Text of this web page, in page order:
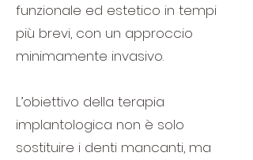
funzionale ed estetico in tempi
più brevi, con un approccio
minimamente invasivo.
L’obiettivo della terapia
implantologica non è solo
sostituire i denti mancanti, ma